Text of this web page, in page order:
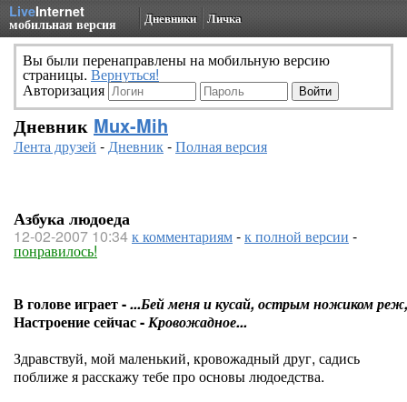
LiveInternet
мобильная версия Дневники Личка
Вы были перенаправлены на мобильную версию
страницы. Вернуться!
Авторизация
Дневник Mux-Mih
Лента друзей -Дневник-Полная версия
Азбука людоеда
12-02-2007 10:34к комментариям-к полной версии -
понравилось!
В голове играет -...Бей меня и кусай, острым ножиком
Настроение сейчас -Кровожадное...
Здравствуй, мой маленький, кровожадный друг, садись
поближе я расскажу тебе про основы людоедства.